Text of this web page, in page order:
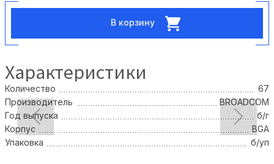
В корзину
Характеристики
Количество
67
Производитель
BROADCOM
Год выпуска
б/г
Корпус
BGA
Упаковка
б/уп